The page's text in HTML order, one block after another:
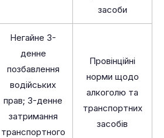
засоби
Негайне 3-
денне
позбавлення
водійських
прав; 3-денне
затримання
транспортного
Провінційні
норми щодо
алкоголю та
транспортних
засобів